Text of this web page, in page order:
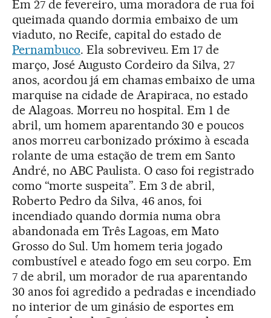
Em 27 de fevereiro, uma moradora de rua foi
queimada quando dormia embaixo de um
viaduto, no Recife, capital do estado de
Pernambuco. Ela sobreviveu. Em 17 de
março, José Augusto Cordeiro da Silva, 27
anos, acordou já em chamas embaixo de uma
marquise na cidade de Arapiraca, no estado
de Alagoas. Morreu no hospital. Em 1 de
abril, um homem aparentando 30 e poucos
anos morreu carbonizado próximo à escada
rolante de uma estação de trem em Santo
André, no ABC Paulista. O caso foi registrado
como “morte suspeita”. Em 3 de abril,
Roberto Pedro da Silva, 46 anos, foi
incendiado quando dormia numa obra
abandonada em Três Lagoas, em Mato
Grosso do Sul. Um homem teria jogado
combustível e ateado fogo em seu corpo. Em
7 de abril, um morador de rua aparentando
30 anos foi agredido a pedradas e incendiado
no interior de um ginásio de esportes em